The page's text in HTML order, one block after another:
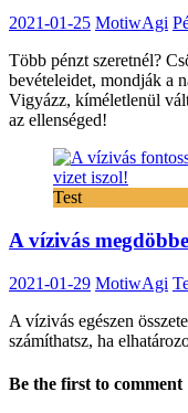
2021-01-25 MotiwAgi
Több pénzt szeretnél?
bevételeidet, mondják a
Vigyázz, kíméletlenül
az ellenséged!
Test
A vízivás
2021-01-29 MotiwAgi
A vízivás egészen
számíthatsz, ha
Be the first to comment